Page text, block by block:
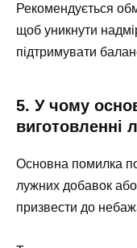
Рекомендується
щоб уникнути
підтримувати
5. У чому
виготовленні
Основна помилка
лужних добавок
призвести до